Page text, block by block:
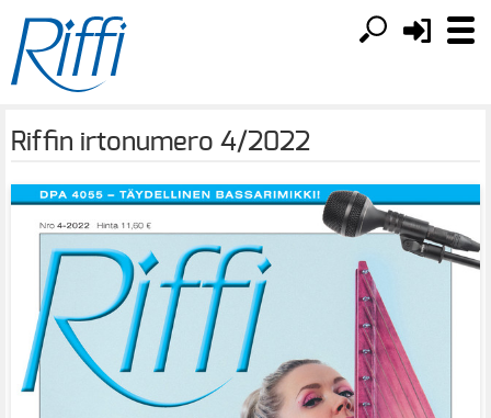
Riffin irtonumero 4/2022